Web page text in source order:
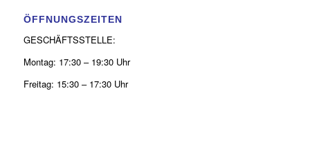
ÖFFNUNGSZEITEN
GESCHÄFTSSTELLE:
Montag: 17:30 – 19:30 Uhr
Freitag: 15:30 – 17:30 Uhr